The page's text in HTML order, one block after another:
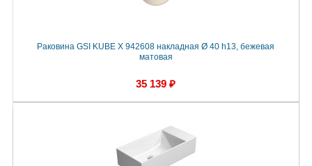
Раковина GSI KUBE X 942608 накладная Ø 40 h13, бежевая
матовая
35 139 ₽